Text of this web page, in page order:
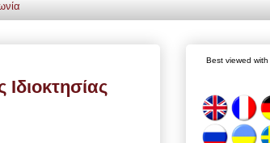
Best viewed with